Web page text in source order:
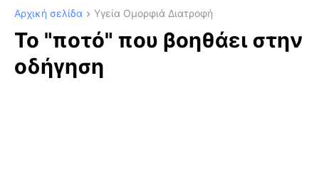
Αρχική σελίδα Υγεία Ομορφιά Διατροφή
Το "ποτό" που βοηθάει στην
οδήγηση